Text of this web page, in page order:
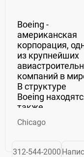
Boeing -
американская
корпорация,
из крупнейших
компаний в
В структуре
Boeing
также
подразделение
по космическим
технологиям -
Chicago
312-544-2000